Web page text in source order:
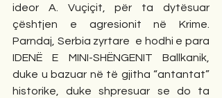
ideor A. Vuçiçit, për ta dytësuar
çështjen e agresionit në Krime.
Parndaj, Serbia zyrtare  e hodhi e para
IDENË E MINI-SHËNGENIT Ballkanik,
duke u bazuar në të gjitha “antantat”
historike, duke shpresuar se do ta